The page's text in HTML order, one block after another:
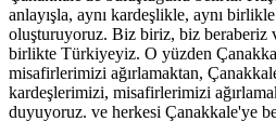
anlayışla, aynı kardeşlikle, aynı
oluşturuyoruz. Biz biriz, biz beraberiz
birlikte Türkiyeyiz. O yüzden
misafirlerimizi ağırlamaktan,
kardeşlerimizi, misafirlerimizi
duyuyoruz. ve herkesi Çanakkale'ye